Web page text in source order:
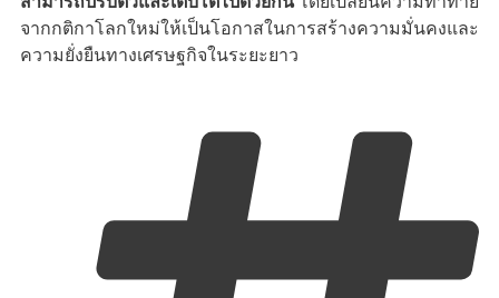
จากกติกาโลกใหม่ให้เป็นโอกาสในการสร้างความมั่นคงและ
ความยั่งยืนทางเศรษฐกิจในระยะยาว